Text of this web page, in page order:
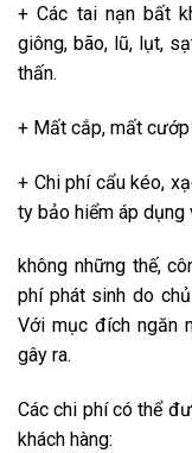
+ Các tai nạn bất
giông, bão, lũ, lụt,
thấn.
+ Mất cắp, mất cướp
+ Chi phí cẩu kéo,
ty bảo hiểm áp dụng
không những thế,
phí phát sinh do
Vớimục đích ngăn
gây ra.
Các chi phí có thể
khách hàng: